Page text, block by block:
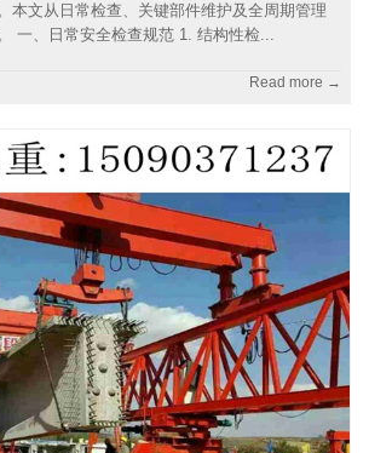
本文从日常检查、关键部件维护及全周期管理
一、日常安全检查规范 1. 结构性检...
Read more →